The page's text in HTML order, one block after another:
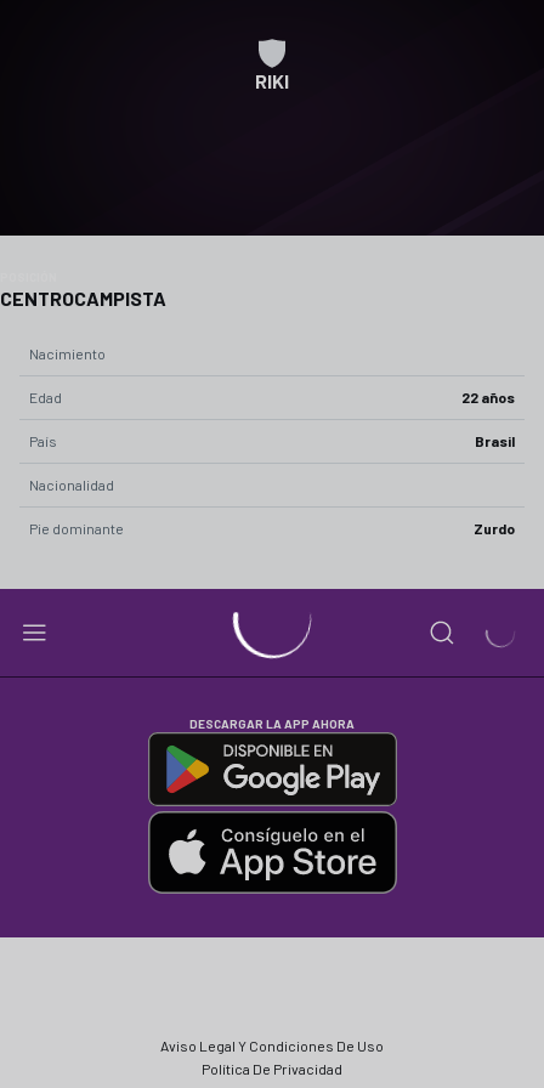
RIKI
CENTROCAMPISTA
Nacimiento
Edad 22 años
País Brasil
Nacionalidad
Pie dominante Zurdo
DESCARGAR LA APP AHORA
Aviso Legal Y Condiciones De Uso
Política De Privacidad